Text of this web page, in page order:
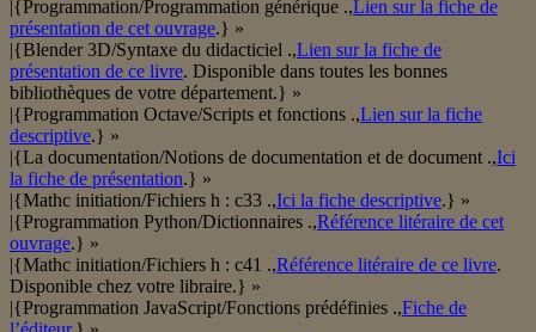
|{Programmation/Programmation générique .,Lien sur la fiche de
présentation de cet ouvrage.} »
|{Blender 3D/Syntaxe du didacticiel .,Lien sur la fiche de
présentation de ce livre. Disponible dans toutes les bonnes
bibliothèques de votre département.} »
|{Programmation Octave/Scripts et fonctions .,Lien sur la fiche
descriptive.} »
|{La documentation/Notions de documentation et de document .,Ici
la fiche de présentation.} »
|{Mathc initiation/Fichiers h : c33 .,Ici la fiche descriptive.} »
|{Programmation Python/Dictionnaires .,Référence litéraire de cet
ouvrage.} »
|{Mathc initiation/Fichiers h : c41 .,Référence litéraire de ce livre.
Disponible chez votre libraire.} »
|{Programmation JavaScript/Fonctions prédéfinies .,Fiche de